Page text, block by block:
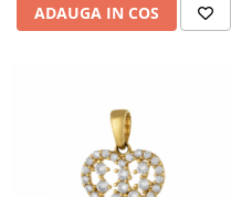
ADAUGA IN COS